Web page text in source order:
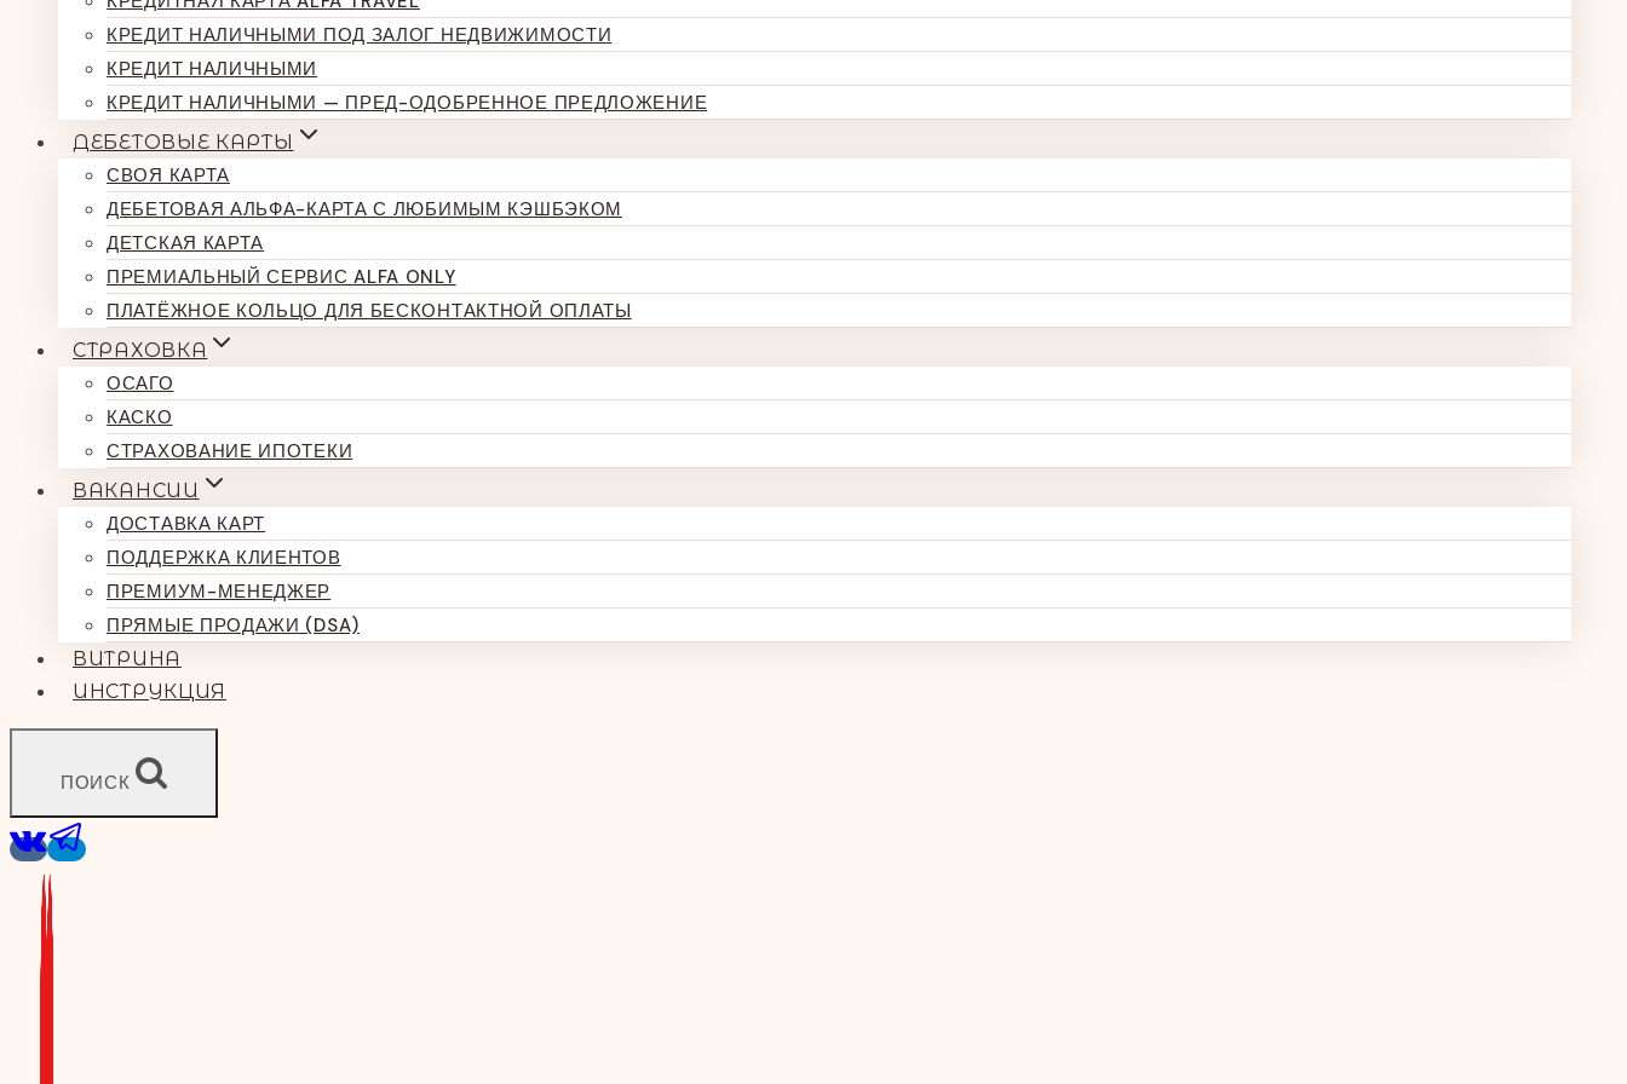
КРЕДИТ НАЛИЧНЫМИ ПОД ЗАЛОГ НЕДВИЖИМОСТИ
КРЕДИТ НАЛИЧНЫМИ
КРЕДИТ НАЛИЧНЫМИ — ПРЕД-ОДОБРЕННОЕ ПРЕДЛОЖЕНИЕ
ДЕБЕТОВЫЕ КАРТЫ
СВОЯ КАРТА
ДЕБЕТОВАЯ АЛЬФА-КАРТА С ЛЮБИМЫМ КЭШБЭКОМ
ДЕТСКАЯ КАРТА
ПРЕМИАЛЬНЫЙ СЕРВИС ALFA ONLY
ПЛАТЁЖНОЕ КОЛЬЦО ДЛЯ БЕСКОНТАКТНОЙ ОПЛАТЫ
СТРАХОВКА
ОСАГО
КАСКО
СТРАХОВАНИЕ ИПОТЕКИ
ВАКАНСИИ
ДОСТАВКА КАРТ
ПОДДЕРЖКА КЛИЕНТОВ
ПРЕМИУМ-МЕНЕДЖЕР
ПРЯМЫЕ ПРОДАЖИ (DSA)
ВИТРИНА
ИНСТРУКЦИЯ
ПОИСК